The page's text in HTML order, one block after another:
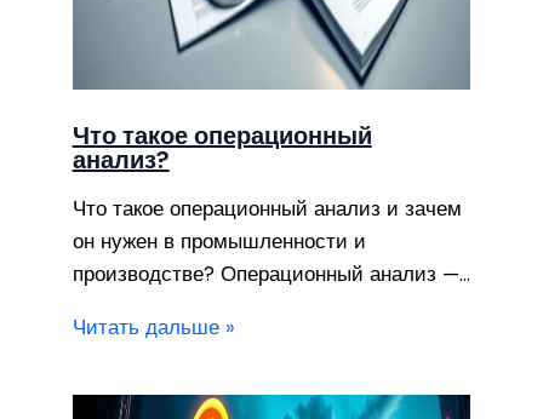
Что такое операционный
анализ?
Что такое операционный анализ и зачем
он нужен в промышленности и
производстве? Операционный анализ —…
Читать дальше »